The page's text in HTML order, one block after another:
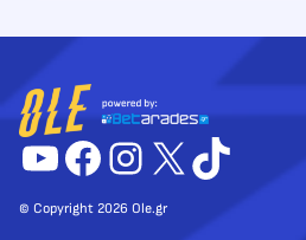
YouTube
Facebook
Instagram
X TikTok
© Copyright 2026 Ole.gr